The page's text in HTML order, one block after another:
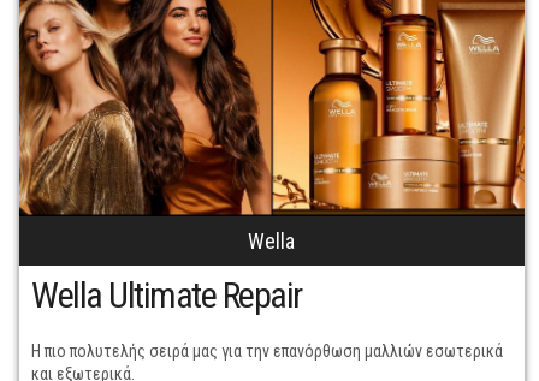
Wella
Wella Ultimate Repair
Η πιο πολυτελής σειρά μας για την επανόρθωση μαλλιών εσωτερικά
και εξωτερικά.